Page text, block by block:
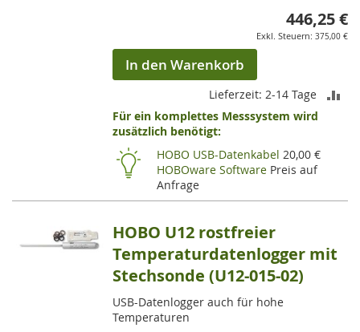
446,25 €
375,00 €
In den Warenkorb
Lieferzeit: 2-14 Tage
Für ein komplettes Messsystem wird
zusätzlich benötigt:
HOBO USB-Datenkabel 20,00 €
HOBOware Software Preis auf
Anfrage
HOBO U12 rostfreier
Temperaturdatenlogger mit
Stechsonde (U12-015-02)
USB-Datenlogger auch für hohe
Temperaturen